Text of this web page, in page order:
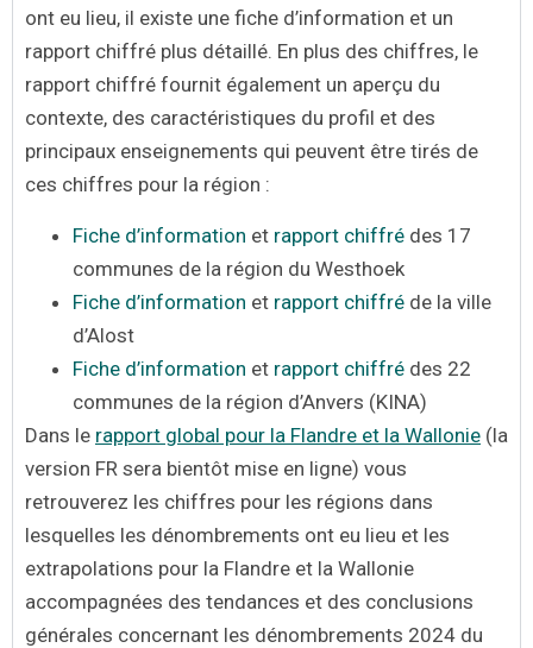
ont eu lieu, il existe une fiche d’information et un
rapport chiffré plus détaillé. En plus des chiffres, le
rapport chiffré fournit également un aperçu du
contexte, des caractéristiques du profil et des
principaux enseignements qui peuvent être tirés de
ces chiffres pour la région :
Fiche d’information et rapport chiffré des 17
communes de la région du Westhoek
Fiche d’information et rapport chiffré de la ville
d’Alost
Fiche d’information et rapport chiffré des 22
communes de la région d’Anvers (KINA)
Dans le rapport global pour la Flandre et la Wallonie (la
version FR sera bientôt mise en ligne) vous
retrouverez les chiffres pour les régions dans
lesquelles les dénombrements ont eu lieu et les
extrapolations pour la Flandre et la Wallonie
accompagnées des tendances et des conclusions
générales concernant les dénombrements 2024 du